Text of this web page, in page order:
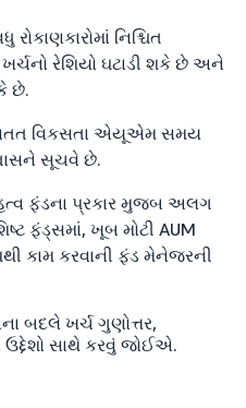
નિશ્ચિત
રેશિયો ઘટાડી શકે છે અને
છે.
વિકસતા એયૂએમ સમય
સૂચવે છે.
ફંડના પ્રકાર મુજબ અલગ
ફંડ્સમાં, ખૂબ મોટી AUM
કામ કરવાની ફંડ મેનેજરની
ખર્ચ ગુણોત્તર,
સાથે કરવું જોઈએ.